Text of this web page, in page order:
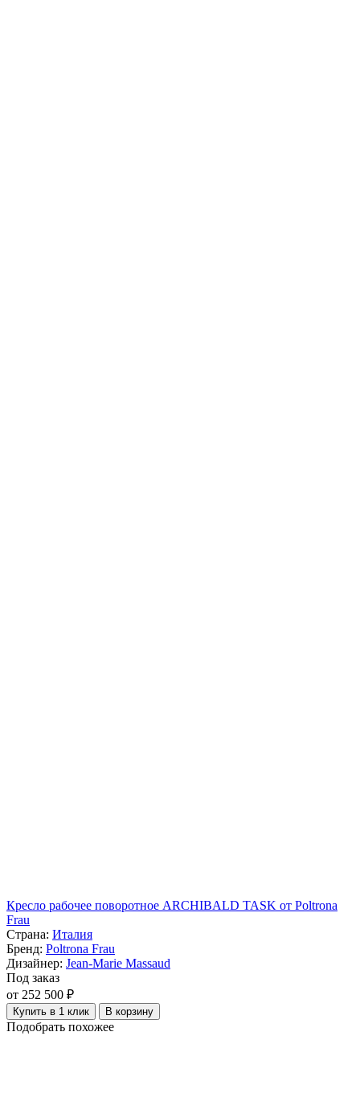
Кресло рабочее поворотное ARCHIBALD TASK от Poltrona
Frau
Страна: Италия
Бренд: Poltrona Frau
Дизайнер: Jean-Marie Massaud
Под заказ
от 252 500 ₽
Купить в 1 клик В корзину
Подобрать похожее